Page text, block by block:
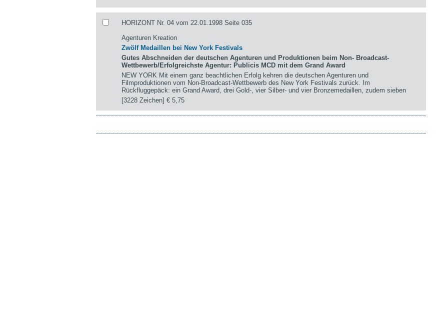
HORIZONT Nr. 04 vom 22.01.1998 Seite 035
Agenturen Kreation
Zwölf Medaillen bei New York Festivals
Gutes Abschneiden der deutschen Agenturen und Produktionen beim Non- Broadcast-
Wettbewerb/Erfolgreichste Agentur: Publicis MCD mit dem Grand Award
NEW YORK Mit einem ganz beachtlichen Erfolg kehren die deutschen Agenturen und
Filmproduktionen vom Non-Broadcast-Wettbewerb des New York Festivals zurück. Im
Rückfluggepäck: ein Grand Award, drei Gold-, vier Silber- und vier Bronzemedaillen, zudem sieben
[3228 Zeichen]€ 5,75